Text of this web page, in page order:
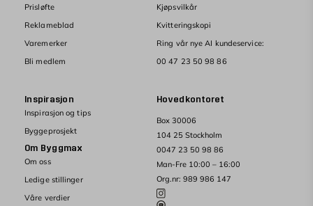
Hovedkontoret
Box 30006
104 25 Stockholm
0047 23 50 98 86
Man-Fre 10:00 – 16:00
Org.nr: 989 986 147
Prisløfte
Reklameblad
Varemerker
Bli medlem
Kjøpsvilkår
Kvitteringskopi
Ring vår nye AI kundeservice:
00 47 23 50 98 86
Inspirasjon
Inspirasjon og tips
Byggeprosjekt
Om Byggmax
Om oss
Ledige stillinger
Våre verdier